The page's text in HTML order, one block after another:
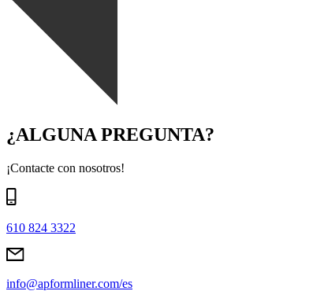
¿ALGUNA PREGUNTA?
¡Contacte con nosotros!
610 824 3322
info@apformliner.com/es